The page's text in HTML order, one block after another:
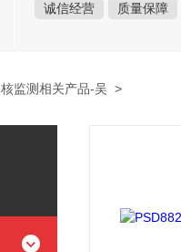
诚信经营 质量保障
核监测相关产品-吴 >